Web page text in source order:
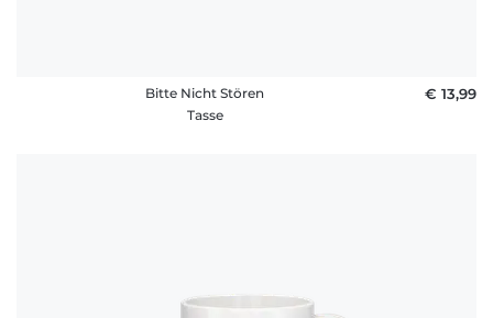
Bitte Nicht Stören
Tasse
€ 13,99